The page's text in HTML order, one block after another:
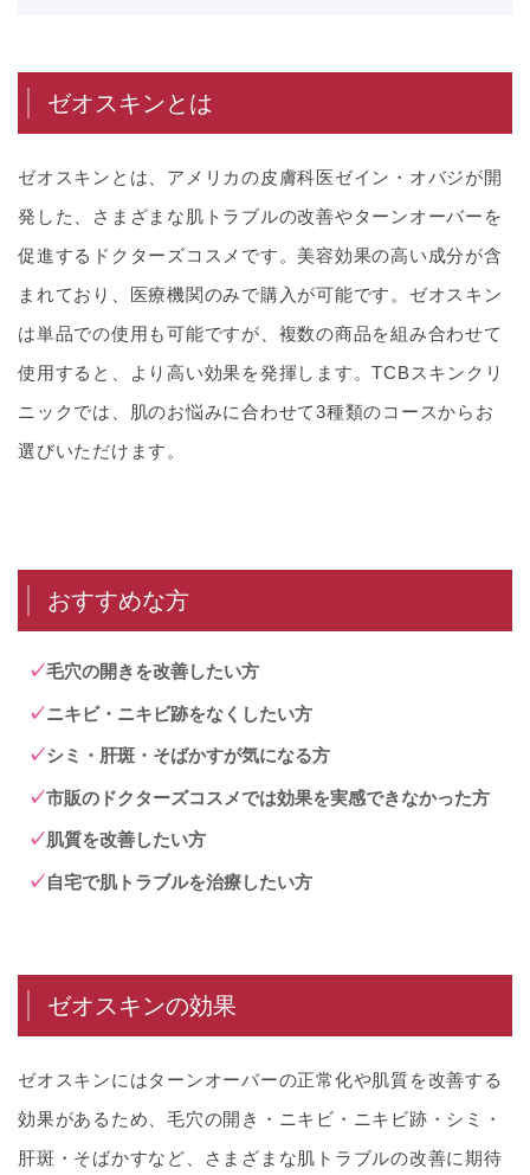
ゼオスキンとは
ゼオスキンとは、アメリカの皮膚科医ゼイン・オバジが開
発した、さまざまな肌トラブルの改善やターンオーバーを
促進するドクターズコスメです。美容効果の高い成分が含
まれており、医療機関のみで購入が可能です。ゼオスキン
は単品での使用も可能ですが、複数の商品を組み合わせて
使用すると、より高い効果を発揮します。TCBスキンクリ
ニックでは、肌のお悩みに合わせて3種類のコースからお
選びいただけます。
おすすめな方
毛穴の開きを改善したい方
ニキビ・ニキビ跡をなくしたい方
シミ・肝斑・そばかすが気になる方
市販のドクターズコスメでは効果を実感できなかった方
肌質を改善したい方
自宅で肌トラブルを治療したい方
ゼオスキンの効果
ゼオスキンにはターンオーバーの正常化や肌質を改善する
効果があるため、毛穴の開き・ニキビ・ニキビ跡・シミ・
肝斑・そばかすなど、さまざまな肌トラブルの改善に期待